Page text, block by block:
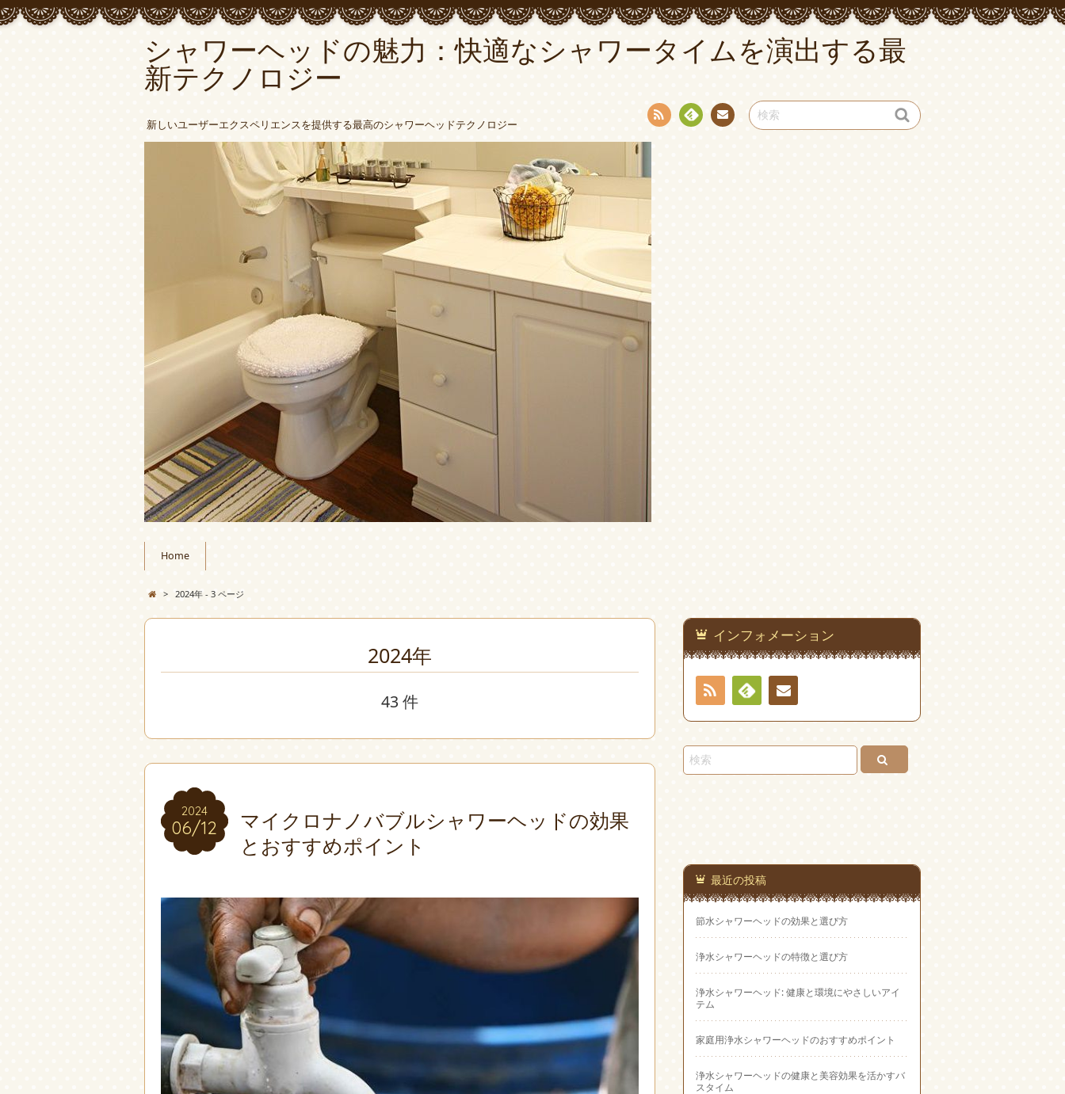
シャワーヘッドの魅力：快適なシャワータイムを演出する最
新テクノロジー
新しいユーザーエクスペリエンスを提供する最高のシャワーヘッドテクノロジー
RSS
Home
> 2024年 - 3 ページ
2024年
43 件
2024
06/12
2024
06/12
マイクロナノバブルシャワーヘッドの効果
とおすすめポイント
インフォメーション
RSS
Feedlyお問
い合
わせ
最近の投稿
節水シャワーヘッドの効果と選び方
浄水シャワーヘッドの特徴と選び方
浄水シャワーヘッド: 健康と環境にやさしいアイ
テム
家庭用浄水シャワーヘッドのおすすめポイント
浄水シャワーヘッドの健康と美容効果を活かすバ
スタイム